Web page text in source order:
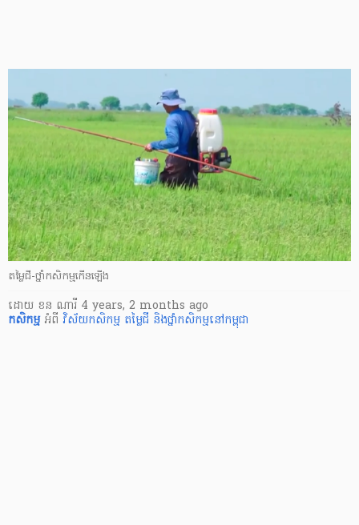
តម្លៃជី-ថ្នាំកសិកម្មកើនឡើង
ដោយ ខន ណារី 4 years, 2 months ago
កសិកម្ម អំពី វិស័យកសិកម្ម តម្លៃជី និងថ្នាំកសិកម្មនៅកម្ពុជា